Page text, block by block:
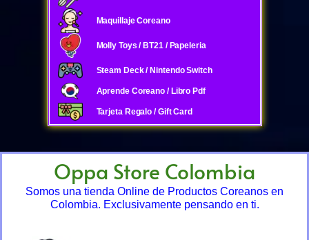
Maquillaje Coreano
Molly Toys / BT21 / Papeleria
Steam Deck / Nintendo Switch
Aprende Coreano / Libro Pdf
Tarjeta Regalo / Gift Card
Oppa Store Colombia
Somos una tienda Online de Productos Coreanos en
Colombia. Exclusivamente pensando en ti.